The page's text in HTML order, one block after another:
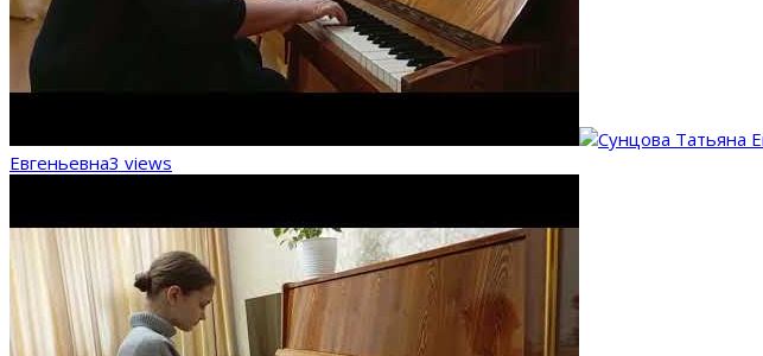
Евгеньевна3 views